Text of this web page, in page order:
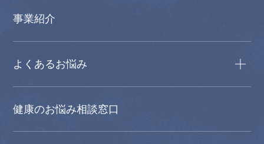
事業紹介
よくあるお悩み
健康のお悩み相談窓口